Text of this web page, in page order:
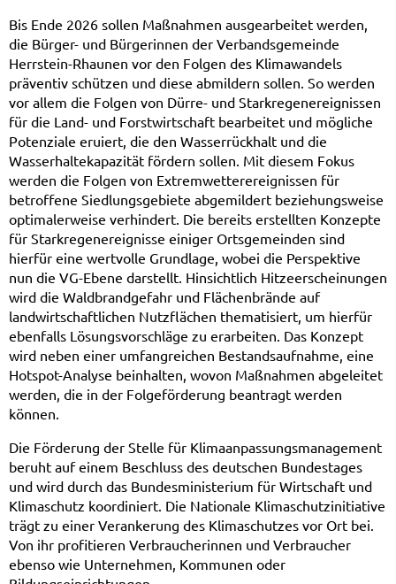
Bis Ende 2026 sollen Maßnahmen ausgearbeitet werden,
die Bürger- und Bürgerinnen der Verbandsgemeinde
Herrstein-Rhaunen vor den Folgen des Klimawandels
präventiv schützen und diese abmildern sollen. So werden
vor allem die Folgen von Dürre- und Starkregenereignissen
für die Land- und Forstwirtschaft bearbeitet und mögliche
Potenziale eruiert, die den Wasserrückhalt und die
Wasserhaltekapazität fördern sollen. Mit diesem Fokus
werden die Folgen von Extremwetterereignissen für
betroffene Siedlungsgebiete abgemildert beziehungsweise
optimalerweise verhindert. Die bereits erstellten Konzepte
für Starkregenereignisse einiger Ortsgemeinden sind
hierfür eine wertvolle Grundlage, wobei die Perspektive
nun die VG-Ebene darstellt. Hinsichtlich Hitzeerscheinungen
wird die Waldbrandgefahr und Flächenbrände auf
landwirtschaftlichen Nutzflächen thematisiert, um hierfür
ebenfalls Lösungsvorschläge zu erarbeiten. Das Konzept
wird neben einer umfangreichen Bestandsaufnahme, eine
Hotspot-Analyse beinhalten, wovon Maßnahmen abgeleitet
werden, die in der Folgeförderung beantragt werden
können.
Die Förderung der Stelle für Klimaanpassungsmanagement
beruht auf einem Beschluss des deutschen Bundestages
und wird durch das Bundesministerium für Wirtschaft und
Klimaschutz koordiniert. Die Nationale Klimaschutzinitiative
trägt zu einer Verankerung des Klimaschutzes vor Ort bei.
Von ihr profitieren Verbraucherinnen und Verbraucher
ebenso wie Unternehmen, Kommunen oder